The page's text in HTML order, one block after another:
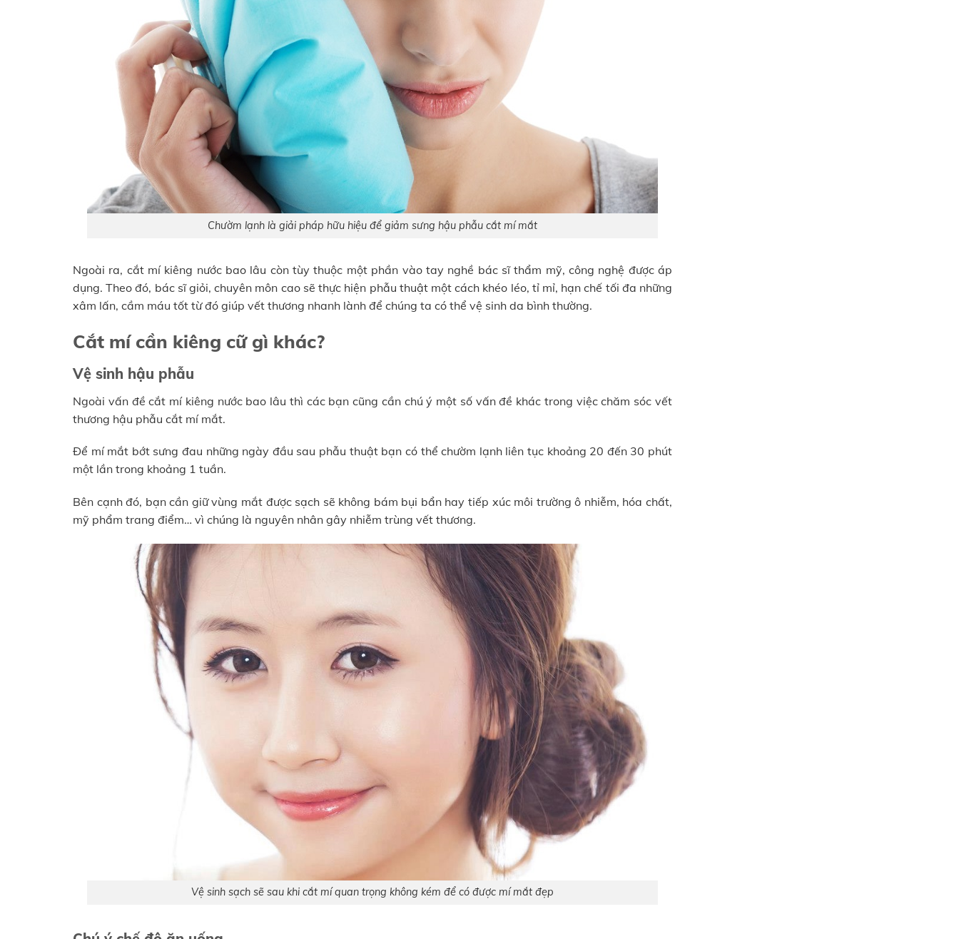
Chườm lạnh là giải pháp hữu hiệu để giảm sưng hậu phẫu cắt mí mắt
Ngoài ra, cắt mí kiêng nước bao lâu còn tùy thuộc một phần vào tay nghề bác sĩ thẩm mỹ, công nghệ được áp
dụng. Theo đó, bác sĩ giỏi, chuyên môn cao sẽ thực hiện phẫu thuật một cách khéo léo, tỉ mỉ, hạn chế tối đa những
xâm lấn, cầm máu tốt từ đó giúp vết thương nhanh lành để chúng ta có thể vệ sinh da bình thường.
Cắt mí cần kiêng cữ gì khác?
Vệ sinh hậu phẫu
Ngoài vấn đề cắt mí kiêng nước bao lâu thì các bạn cũng cần chú ý một số vấn đề khác trong việc chăm sóc vết
thương hậu phẫu cắt mí mắt.
Để mí mắt bớt sưng đau những ngày đầu sau phẫu thuật bạn có thể chườm lạnh liên tục khoảng 20 đến 30 phút
một lần trong khoảng 1 tuần.
Bên cạnh đó, bạn cần giữ vùng mắt được sạch sẽ không bám bụi bẩn hay tiếp xúc môi trường ô nhiễm, hóa chất,
mỹ phẩm trang điểm… vì chúng là nguyên nhân gây nhiễm trùng vết thương.
Vệ sinh sạch sẽ sau khi cắt mí quan trọng không kém để có được mí mắt đẹp